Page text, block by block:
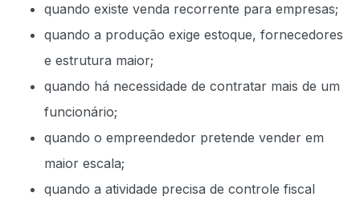
quando existe venda recorrente para empresas;
quando a produção exige estoque, fornecedores
e estrutura maior;
quando há necessidade de contratar mais de um
funcionário;
quando o empreendedor pretende vender em
maior escala;
quando a atividade precisa de controle fiscal